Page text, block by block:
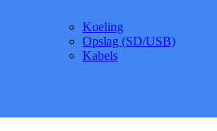
Koeling
Opslag (SD/USB)
Kabels